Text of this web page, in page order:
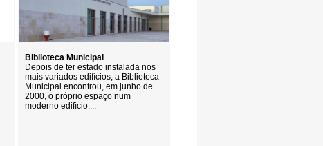
Biblioteca Municipal
Depois de ter estado instalada nos
mais variados edifícios, a Biblioteca
Municipal encontrou, em junho de
2000, o próprio espaço num
moderno edifício....